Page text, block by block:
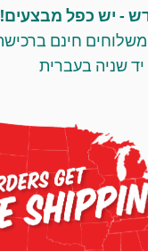
- יש כפל מבצעים!
שניה בעברית